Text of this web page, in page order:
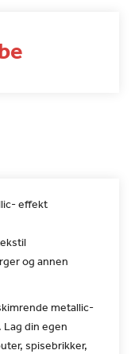
effekt
og annen
metallic-
din egen
spisebrikker,